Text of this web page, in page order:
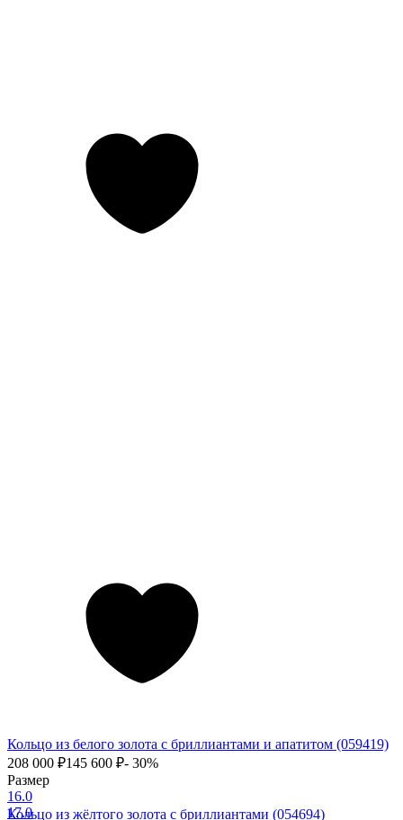
Кольцо из белого золота с бриллиантами и апатитом (059419)
208 000 ₽145 600 ₽- 30%
Размер
16.0
17.0
Кольцо из жёлтого золота с бриллиантами (054694)